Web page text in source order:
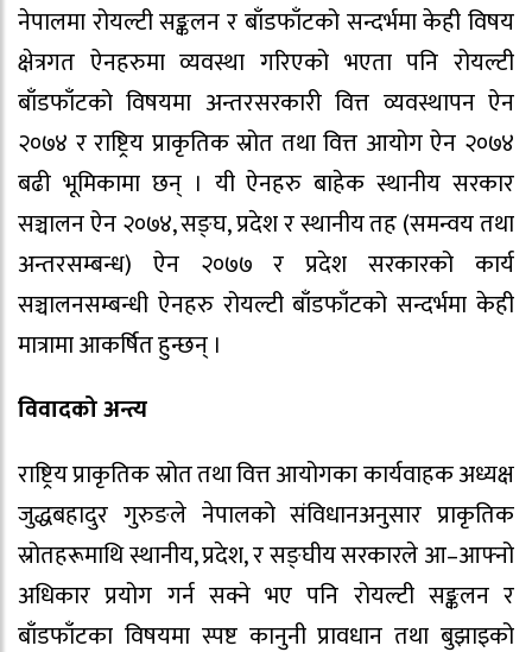
नेपालमा रोयल्टी सङ्कलन र बाँडफाँटको सन्दर्भमा केही विषय
क्षेत्रगत ऐनहरुमा व्यवस्था गरिएको भएता पनि रोयल्टी
बाँडफाँटको विषयमा अन्तरसरकारी वित्त व्यवस्थापन ऐन
२०७४ र राष्ट्रिय प्राकृतिक स्रोत तथा वित्त आयोग ऐन २०७४
बढी भूमिकामा छन् । यी ऐनहरु बाहेक स्थानीय सरकार
सञ्चालन ऐन २०७४, सङ्घ, प्रदेश र स्थानीय तह (समन्वय तथा
अन्तरसम्बन्ध) ऐन २०७७ र प्रदेश सरकारको कार्य
सञ्चालनसम्बन्धी ऐनहरु रोयल्टी बाँडफाँटको सन्दर्भमा केही
मात्रामा आकर्षित हुन्छन् ।
विवादको अन्त्य
राष्ट्रिय प्राकृतिक स्रोत तथा वित्त आयोगका कार्यवाहक अध्यक्ष
जुद्धबहादुर गुरुङले नेपालको संविधानअनुसार प्राकृतिक
स्रोतहरूमाथि स्थानीय, प्रदेश, र सङ्घीय सरकारले आ–आफ्नो
अधिकार प्रयोग गर्न सक्ने भए पनि रोयल्टी सङ्कलन र
बाँडफाँटका विषयमा स्पष्ट कानुनी प्रावधान तथा बुझाइको